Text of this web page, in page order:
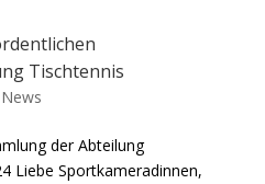
Tischtennis
News
der Abteilung
Liebe Sportkameradinnen,